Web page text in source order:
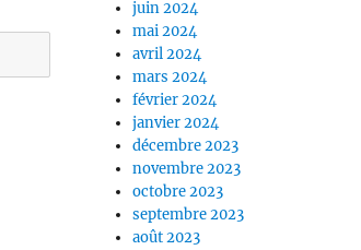
juin 2024
mai 2024
avril 2024
mars 2024
février 2024
janvier 2024
décembre 2023
novembre 2023
octobre 2023
septembre 2023
août 2023